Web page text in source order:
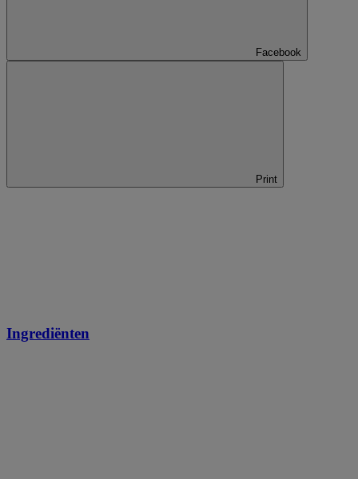
Facebook
Print
Ingrediënten